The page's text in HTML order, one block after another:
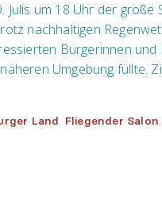
Julis um 18 Uhr der große
nachhaltigen
Bürgerinnen und
Umgebung füllte.
Land, Fliegender Salon,